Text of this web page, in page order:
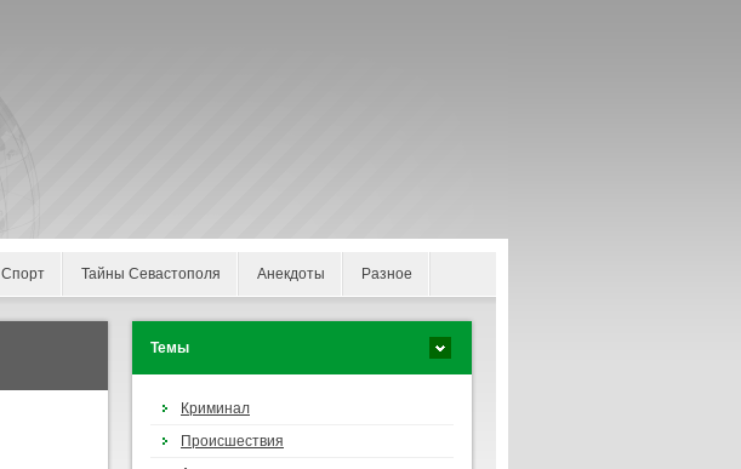
Спорт Тайны Севастополя Анекдоты Разное
Темы
Криминал
Происшествия